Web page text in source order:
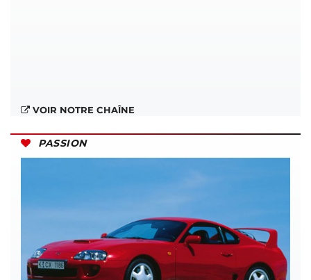
VOIR NOTRE CHAÎNE
PASSION